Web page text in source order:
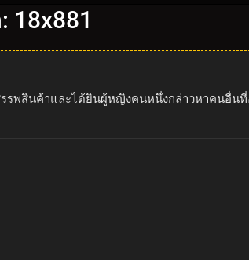
18x881
พสินค้าและได้ยินผู้หญิงคนหนึ่งกล่าวหาคนอื่น